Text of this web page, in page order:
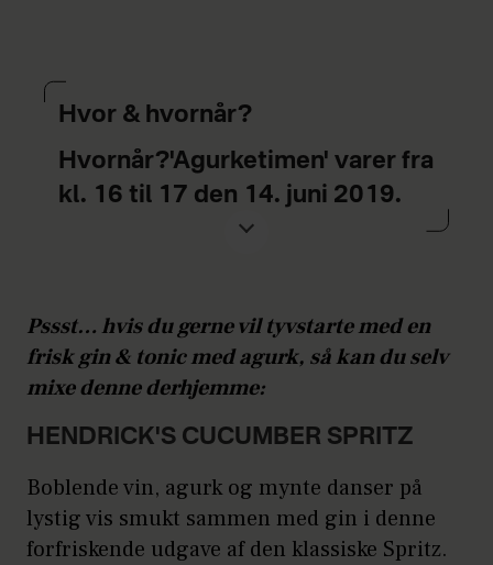
Hvor & hvornår?
Hvornår?'Agurketimen' varer fra
kl. 16 til 17 den 14. juni 2019.
agurkevaluta:
The Bird & The Churchkey,
København
Papa Bird, Kødboderne 7,
1717 København
Pssst… hvis du gerne vil tyvstarte med en
frisk gin & tonic med agurk, så kan du selv
mixe denne derhjemme:
HENDRICK'S CUCUMBER SPRITZ
Boblende vin, agurk og mynte danser på
lystig vis smukt sammen med gin i denne
forfriskende udgave af den klassiske Spritz.